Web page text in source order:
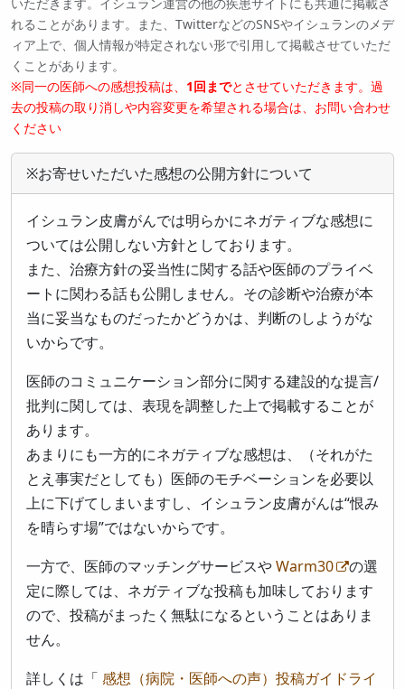
れることがあります。また、TwitterなどのSNSやイシュランのメデ
ィア上で、個人情報が特定されない形で引用して掲載させていただ
くことがあります。
※同一の医師への感想投稿は、 1回までとさせていただきます。過
去の投稿の取り消しや内容変更を希望される場合は、お問い合わせ
ください
※お寄せいただいた感想の公開方針について
イシュラン皮膚がんでは明らかにネガティブな感想に
ついては公開しない方針としております。
また、治療方針の妥当性に関する話や医師のプライベ
ートに関わる話も公開しません。その診断や治療が本
当に妥当なものだったかどうかは、判断のしようがな
いからです。
医師のコミュニケーション部分に関する建設的な提言/
批判に関しては、表現を調整した上で掲載することが
あります。
あまりにも一方的にネガティブな感想は、（それがた
とえ事実だとしても）医師のモチベーションを必要以
上に下げてしまいますし、イシュラン皮膚がんは“恨み
を晴らす場”ではないからです。
一方で、医師のマッチングサービスやWarm30
の選
定に際しては、ネガティブな投稿も加味しております
ので、投稿がまったく無駄になるということはありま
せん。
詳しくは「 感想（病院・医師への声）投稿ガイドライ